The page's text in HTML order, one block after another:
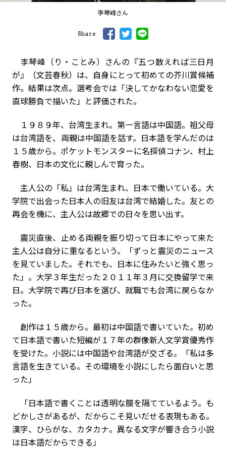
李琴峰さん
Share
李琴峰（り・ことみ）さんの『五つ数えれば三日月
が』（文芸春秋）は、自身にとって初めての芥川賞候補
作。結果は次点。選考会では「決してかなわない恋愛を
直球勝負で描いた」と評価された。
１９８９年、台湾生まれ。第一言語は中国語。祖父母
は台湾語を、両親は中国語を話す。日本語を学んだのは
１５歳から。ポケットモンスターに名探偵コナン、村上
春樹、日本の文化に親しんで育った。
主人公の「私」は台湾生まれ、日本で働いている。大
学院で出会った日本人の旧友は台湾で結婚した。友との
再会を機に、主人公は故郷での日々を思い出す。
震災直後、止める両親を振り切って日本にやって来た
主人公は自分に重なるという。「ずっと震災のニュース
を見ていました。それでも、日本に住みたいと強く思っ
た」。大学３年生だった２０１１年３月に交換留学で来
日。大学院で再び日本を選び、就職でも台湾に戻らなか
った。
創作は１５歳から。最初は中国語で書いていた。初め
て日本語で書いた短編が１７年の群像新人文学賞優秀作
を受けた。小説には中国語や台湾語が交ざる。「私は多
言語を生きている。その環境を小説にしたら面白いと思
った」
「日本語で書くことは透明な膜を隔てているよう。も
どかしさがあるが、だからこそ見いだせる表現もある。
漢字、ひらがな、カタカナ。異なる文字が響き合う小説
は日本語だからできる」